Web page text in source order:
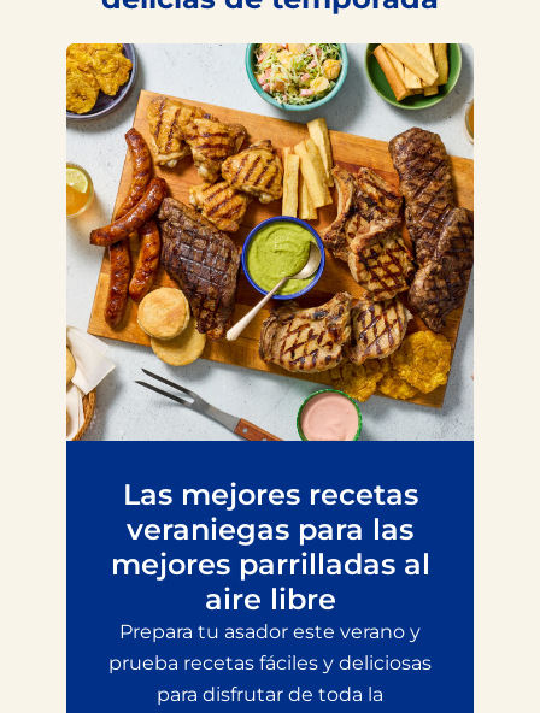
Las mejores recetas
veraniegas para las
mejores parrilladas al
aire libre
Prepara tu asador este verano y
prueba recetas fáciles y deliciosas
para disfrutar de toda la